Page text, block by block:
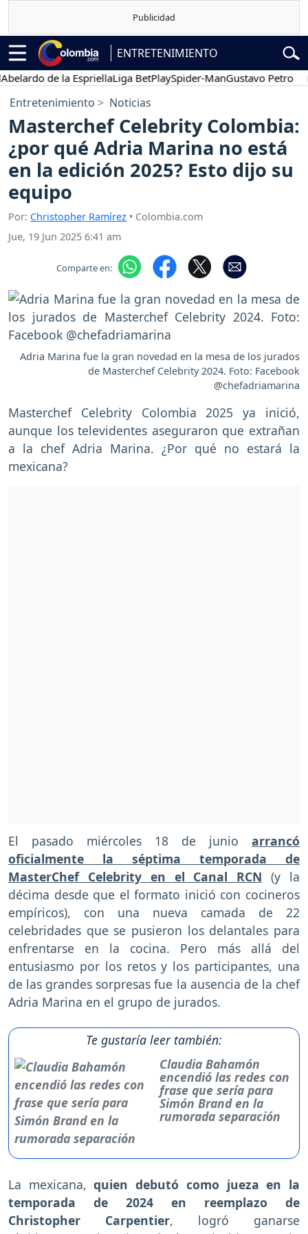
ENTRETENIMIENTO
de la EspriellaLiga BetPlaySpider-ManGustavo Petro
Entretenimiento Noticias
Masterchef Celebrity Colombia:
¿por qué Adria Marina no está
en la edición 2025? Esto dijo su
equipo
Por: Christopher Ramírez • Colombia.com
Jue, 19 Jun 2025 6:41 am
Comparte en:
Adria Marina fue la gran novedad en la mesa de los jurados
de Masterchef Celebrity 2024. Foto: Facebook
@chefadriamarina
Masterchef Celebrity Colombia 2025 ya inició,
aunque los televidentes aseguraron que extrañan
a la chef Adria Marina. ¿Por qué no estará la
mexicana?
El pasado miércoles 18 de junio arrancó
oficialmente la séptima temporada de
MasterChef Celebrity en el Canal RCN (y la
décima desde que el formato inició con cocineros
empíricos), con una nueva camada de 22
celebridades que se pusieron los delantales para
enfrentarse en la cocina. Pero más allá del
entusiasmo por los retos y los participantes, una
de las grandes sorpresas fue la ausencia de la chef
Adria Marina en el grupo de jurados.
Te gustaría leer también:
Claudia Bahamón
encendió las redes con
frase que sería para
Simón Brand en la
rumorada separación
La mexicana,quien debutó como jueza en la
temporada de 2024 en reemplazo de
Christopher Carpentier, logró ganarse